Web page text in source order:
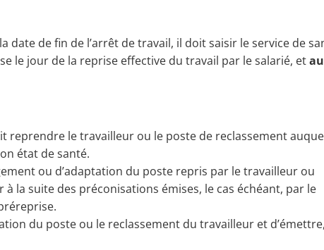
date de fin de l’arrêt de travail, il doit saisir le service de
le jour de la reprise effective du travail par le salarié, etau
reprendre le travailleur ou le poste de reclassement
état de santé.
ou d’adaptation du poste repris par le travailleur ou
la suite des préconisations émises, le cas échéant, par le
du poste ou le reclassement du travailleur et